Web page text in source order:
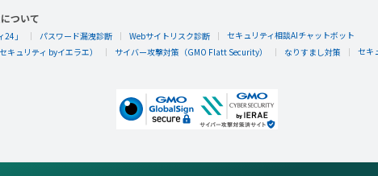
ついて
」 パスワード漏洩診断 Webサイトリスク診断
セキュリティ相談AIチャットボット
ュリティ byイエラエ） サイバー攻撃対策（GMO Flatt Security） なりすまし対策 セキ